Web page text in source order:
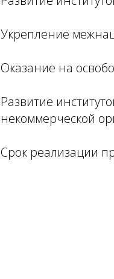
Укрепление
Оказание на
Развитие
некоммерческой
Срок реализации